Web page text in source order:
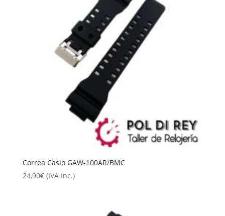
Correa Casio GAW-100AR/BMC
24,90€ (IVA Inc.)